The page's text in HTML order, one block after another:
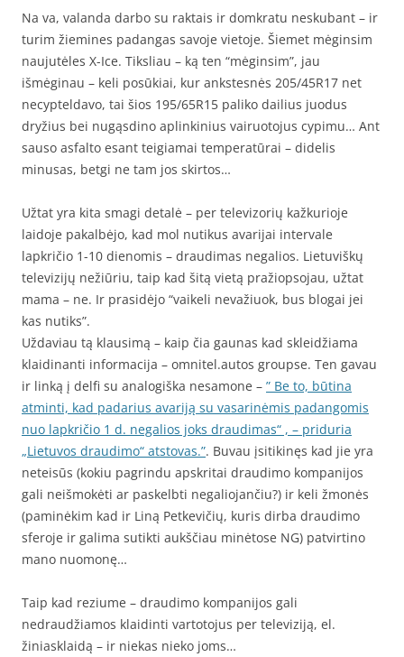
Na va, valanda darbo su raktais ir domkratu neskubant – ir
turim žiemines padangas savoje vietoje. Šiemet mėginsim
naujutėles X-Ice. Tiksliau – ką ten “mėginsim”, jau
išmėginau – keli posūkiai, kur ankstesnės 205/45R17 net
necypteldavo, tai šios 195/65R15 paliko dailius juodus
dryžius bei nugąsdino aplinkinius vairuotojus cypimu… Ant
sauso asfalto esant teigiamai temperatūrai – didelis
minusas, betgi ne tam jos skirtos…
Užtat yra kita smagi detalė – per televizorių kažkurioje
laidoje pakalbėjo, kad mol nutikus avarijai intervale
lapkričio 1-10 dienomis – draudimas negalios. Lietuviškų
televizijų nežiūriu, taip kad šitą vietą pražiopsojau, užtat
mama – ne. Ir prasidėjo “vaikeli nevažiuok, bus blogai jei
kas nutiks”.
Uždaviau tą klausimą – kaip čia gaunas kad skleidžiama
klaidinanti informacija – omnitel.autos groupse. Ten gavau
ir linką į delfi su analogiška nesamone – ” Be to, būtina
atminti, kad padarius avariją su vasarinėmis padangomis
nuo lapkričio 1 d. negalios joks draudimas“ , – priduria
„Lietuvos draudimo“ atstovas.”. Buvau įsitikinęs kad jie yra
neteisūs (kokiu pagrindu apskritai draudimo kompanijos
gali neišmokėti ar paskelbti negaliojančiu?) ir keli žmonės
(paminėkim kad ir Liną Petkevičių, kuris dirba draudimo
sferoje ir galima sutikti aukščiau minėtose NG) patvirtino
mano nuomonę…
Taip kad reziume – draudimo kompanijos gali
nedraudžiamos klaidinti vartotojus per televiziją, el.
žiniasklaidą – ir niekas nieko joms…